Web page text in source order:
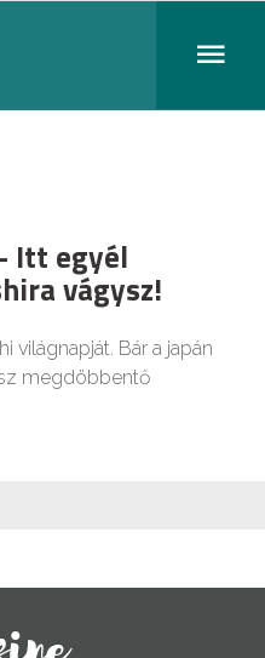
Itt egyél
vágysz!
világnapját. Bár a japán
megdöbbentő